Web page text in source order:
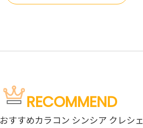
RECOMMEND
おすすめカラコン シンシア クレシェ